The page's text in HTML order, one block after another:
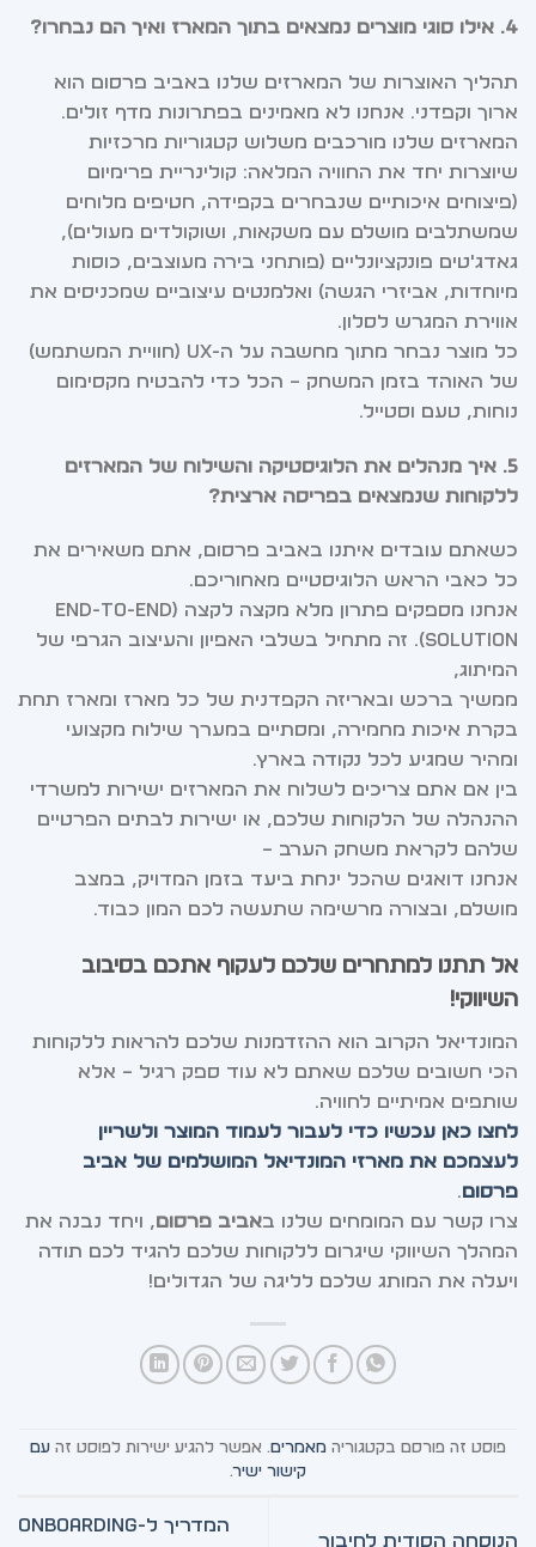
4. אילו סוגי מוצרים נמצאים בתוך המארז ואיך הם נבחרו?
תהליך האוצרות של המארזים שלנו באביב פרסום הוא
ארוך וקפדני. אנחנו לא מאמינים בפתרונות מדף זולים.
המארזים שלנו מורכבים משלוש קטגוריות מרכזיות
שיוצרות יחד את החוויה המלאה: קולינריית פרימיום
(פיצוחים איכותיים שנבחרים בקפידה, חטיפים מלוחים
שמשתלבים מושלם עם משקאות, ושוקולדים מעולים),
גאדג'טים פונקציונליים (פותחני בירה מעוצבים, כוסות
מיוחדות, אביזרי הגשה) ואלמנטים עיצוביים שמכניסים את
אווירת המגרש לסלון.
כל מוצר נבחר מתוך מחשבה על ה-UX (חוויית המשתמש)
של האוהד בזמן המשחק – הכל כדי להבטיח מקסימום
נוחות, טעם וסטייל.
5. איך מנהלים את הלוגיסטיקה והשילוח של המארזים
ללקוחות שנמצאים בפריסה ארצית?
כשאתם עובדים איתנו באביב פרסום, אתם משאירים את
כל כאבי הראש הלוגיסטיים מאחוריכם.
אנחנו מספקים פתרון מלא מקצה לקצה (End-to-End
Solution). זה מתחיל בשלבי האפיון והעיצוב הגרפי של
המיתוג,
ממשיך ברכש ובאריזה הקפדנית של כל מארז ומארז תחת
בקרת איכות מחמירה, ומסתיים במערך שילוח מקצועי
ומהיר שמגיע לכל נקודה בארץ.
בין אם אתם צריכים לשלוח את המארזים ישירות למשרדי
ההנהלה של הלקוחות שלכם, או ישירות לבתים הפרטיים
שלהם לקראת משחק הערב –
אנחנו דואגים שהכל ינחת ביעד בזמן המדויק, במצב
מושלם, ובצורה מרשימה שתעשה לכם המון כבוד.
אל תתנו למתחרים שלכם לעקוף אתכם בסיבוב
השיווקי!
המונדיאל הקרוב הוא ההזדמנות שלכם להראות ללקוחות
הכי חשובים שלכם שאתם לא עוד ספק רגיל – אלא
שותפים אמיתיים לחוויה.
לחצו כאן עכשיו כדי לעבור לעמוד המוצר ולשריין
לעצמכם את מארזי המונדיאל המושלמים של אביב
פרסום.
צרו קשר עם המומחים שלנו באביב פרסום, ויחד נבנה את
המהלך השיווקי שיגרום ללקוחות שלכם להגיד לכם תודה
ויעלה את המותג שלכם לליגה של הגדולים!
פוסט זה פורסם בקטגוריה מאמרים . אפשר להגיע ישירות לפוסט זה עם
קישור ישיר.
הנוסחה הסודית לחיבור
המדריך ל-Onboarding